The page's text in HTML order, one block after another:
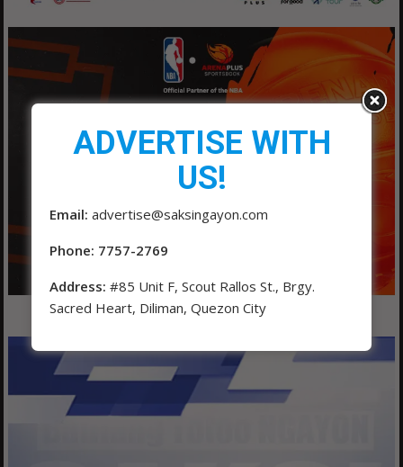
ADVERTISE WITH
US!
Email: advertise@saksingayon.com
Phone: 7757-2769
Address: #85 Unit F, Scout Rallos St., Brgy.
Sacred Heart, Diliman, Quezon City